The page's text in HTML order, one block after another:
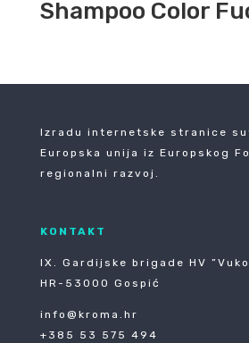
Shampoo Color
Izradu internetske stranice
Europska unija iz Europskog
regionalni razvoj.
KONTAKT
IX. Gardijske brigade HV
HR-53000 Gospić
info@kroma.hr
+385 53 575 494